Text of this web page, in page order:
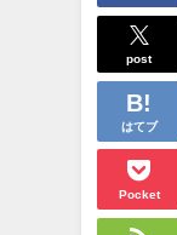
post
はてブ
Pocket